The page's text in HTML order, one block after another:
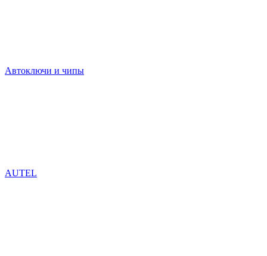
Автоключи и чипы
AUTEL